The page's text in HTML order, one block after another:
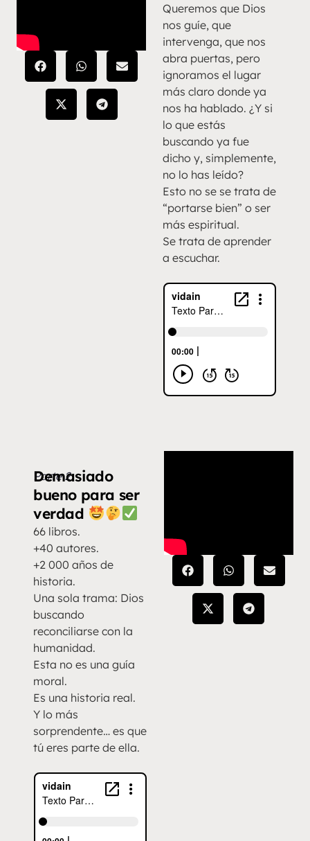
Queremos que Dios
nos guíe, que
intervenga, que nos
abra puertas, pero
ignoramos el lugar
más claro donde ya
nos ha hablado. ¿Y si
lo que estás
buscando ya fue
dicho y, simplemente,
no lo has leído?
Esto no se se trata de
“portarse bien” o ser
más espiritual.
Se trata de aprender
a escuchar.
Parte 2
Demasiado
bueno para ser
verdad
66 libros.
+40 autores.
+2 000 años de
historia.
Una sola trama: Dios
buscando
reconciliarse con la
humanidad.
Esta no es una guía
moral.
Es una historia real.
Y lo más
sorprendente… es que
tú eres parte de ella.